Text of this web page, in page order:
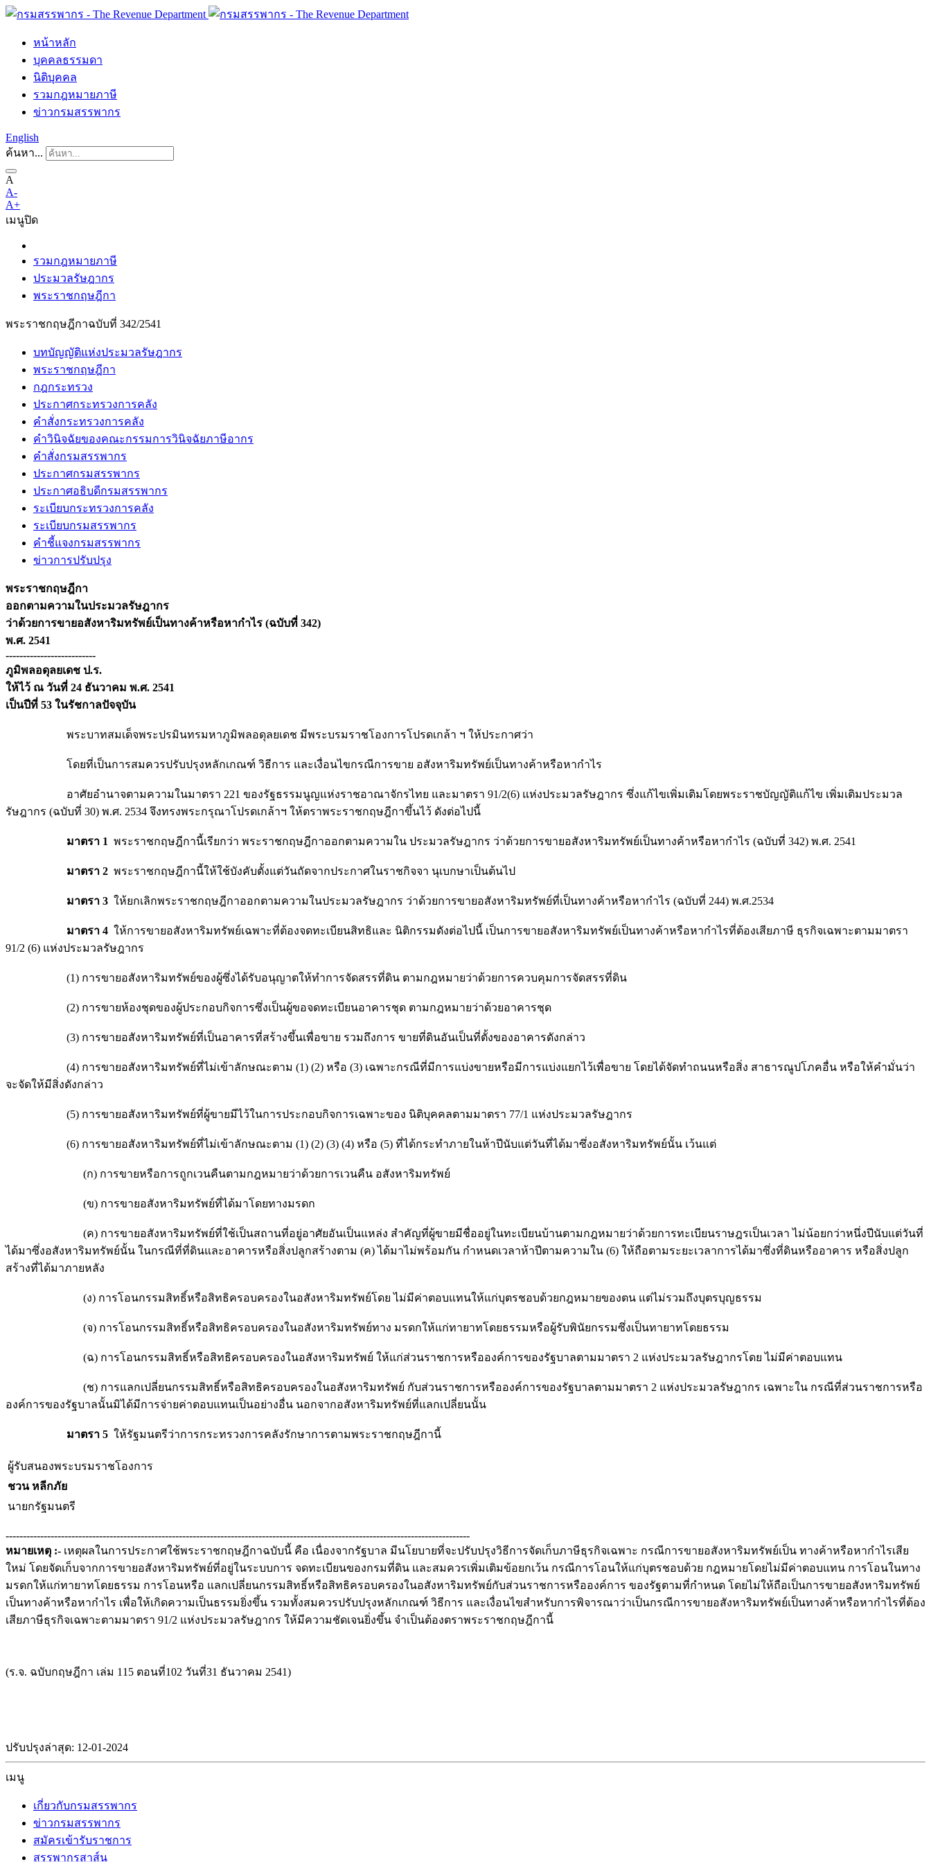
หน้าหลัก
บุคคลธรรมดา
นิติบุคคล
รวมกฎหมายภาษี
ข่าวกรมสรรพากร
English
ค้นหา...
A
A-
A+
เมนูปิด
รวมกฎหมายภาษี
ประมวลรัษฎากร
พระราชกฤษฎีกา
พระราชกฤษฎีกาฉบับที่ 342/2541
บทบัญญัติแห่งประมวลรัษฎากร
พระราชกฤษฎีกา
กฎกระทรวง
ประกาศกระทรวงการคลัง
คำสั่งกระทรวงการคลัง
คำวินิจฉัยของคณะกรรมการวินิจฉัยภาษีอากร
คำสั่งกรมสรรพากร
ประกาศกรมสรรพากร
ประกาศอธิบดีกรมสรรพากร
ระเบียบกระทรวงการคลัง
ระเบียบกรมสรรพากร
คำชี้แจงกรมสรรพากร
ข่าวการปรับปรุง
พระราชกฤษฎีกา
ออกตามความในประมวลรัษฎากร
ว่าด้วยการขายอสังหาริมทรัพย์เป็นทางค้าหรือหากำไร (ฉบับที่ 342)
พ.ศ. 2541
--------------------------
ภูมิพลอดุลยเดช ป.ร.
ให้ไว้ ณ วันที่ 24 ธันวาคม พ.ศ. 2541
เป็นปีที่ 53 ในรัชกาลปัจจุบัน
พระบาทสมเด็จพระปรมินทรมหาภูมิพลอดุลยเดช มีพระบรมราชโองการโปรดเกล้า ฯ ให้ประกาศว่า
โดยที่เป็นการสมควรปรับปรุงหลักเกณฑ์ วิธีการ และเงื่อนไขกรณีการขาย อสังหาริมทรัพย์เป็นทางค้าหรือหากำไร
อาศัยอำนาจตามความในมาตรา 221 ของรัฐธรรมนูญแห่งราชอาณาจักรไทย และมาตรา 91/2(6) แห่งประมวลรัษฎากร ซึ่งแก้ไขเพิ่มเติมโดยพระราชบัญญัติแก้ไข เพิ่มเติมประมวล
รัษฎากร (ฉบับที่ 30) พ.ศ. 2534 จึงทรงพระกรุณาโปรดเกล้าฯ ให้ตราพระราชกฤษฎีกาขึ้นไว้ ดังต่อไปนี้
มาตรา 1 พระราชกฤษฎีกานี้เรียกว่า พระราชกฤษฎีกาออกตามความใน ประมวลรัษฎากร ว่าด้วยการขายอสังหาริมทรัพย์เป็นทางค้าหรือหากำไร (ฉบับที่ 342) พ.ศ. 2541
มาตรา 2 พระราชกฤษฎีกานี้ให้ใช้บังคับตั้งแต่วันถัดจากประกาศในราชกิจจา นุเบกษาเป็นต้นไป
มาตรา 3 ให้ยกเลิกพระราชกฤษฎีกาออกตามความในประมวลรัษฎากร ว่าด้วยการขายอสังหาริมทรัพย์ที่เป็นทางค้าหรือหากำไร (ฉบับที่ 244) พ.ศ.2534
มาตรา 4 ให้การขายอสังหาริมทรัพย์เฉพาะที่ต้องจดทะเบียนสิทธิและ นิติกรรมดังต่อไปนี้ เป็นการขายอสังหาริมทรัพย์เป็นทางค้าหรือหากำไรที่ต้องเสียภาษี ธุรกิจเฉพาะตามมาตรา
91/2 (6) แห่งประมวลรัษฎากร
(1) การขายอสังหาริมทรัพย์ของผู้ซึ่งได้รับอนุญาตให้ทำการจัดสรรที่ดิน ตามกฎหมายว่าด้วยการควบคุมการจัดสรรที่ดิน
(2) การขายห้องชุดของผู้ประกอบกิจการซึ่งเป็นผู้ขอจดทะเบียนอาคารชุด ตามกฎหมายว่าด้วยอาคารชุด
(3) การขายอสังหาริมทรัพย์ที่เป็นอาคารที่สร้างขึ้นเพื่อขาย รวมถึงการ ขายที่ดินอันเป็นที่ตั้งของอาคารดังกล่าว
(4) การขายอสังหาริมทรัพย์ที่ไม่เข้าลักษณะตาม (1) (2) หรือ (3) เฉพาะกรณีที่มีการแบ่งขายหรือมีการแบ่งแยกไว้เพื่อขาย โดยได้จัดทำถนนหรือสิ่ง สาธารณูปโภคอื่น หรือให้คำมั่นว่า
จะจัดให้มีสิ่งดังกล่าว
(5) การขายอสังหาริมทรัพย์ที่ผู้ขายมีไว้ในการประกอบกิจการเฉพาะของ นิติบุคคลตามมาตรา 77/1 แห่งประมวลรัษฎากร
(6) การขายอสังหาริมทรัพย์ที่ไม่เข้าลักษณะตาม (1) (2) (3) (4) หรือ (5) ที่ได้กระทำภายในห้าปีนับแต่วันที่ได้มาซึ่งอสังหาริมทรัพย์นั้น เว้นแต่
(ก) การขายหรือการถูกเวนคืนตามกฎหมายว่าด้วยการเวนคืน อสังหาริมทรัพย์
(ข) การขายอสังหาริมทรัพย์ที่ได้มาโดยทางมรดก
(ค) การขายอสังหาริมทรัพย์ที่ใช้เป็นสถานที่อยู่อาศัยอันเป็นแหล่ง สำคัญที่ผู้ขายมีชื่ออยู่ในทะเบียนบ้านตามกฎหมายว่าด้วยการทะเบียนราษฎรเป็นเวลา ไม่น้อยกว่าหนึ่งปีนับแต่วันที่
ได้มาซึ่งอสังหาริมทรัพย์นั้น ในกรณีที่ที่ดินและอาคารหรือสิ่งปลูกสร้างตาม (ค) ได้มาไม่พร้อมกัน กำหนดเวลาห้าปีตามความใน (6) ให้ถือตามระยะเวลาการได้มาซึ่งที่ดินหรืออาคาร หรือสิ่งปลูก
สร้างที่ได้มาภายหลัง
(ง) การโอนกรรมสิทธิ์หรือสิทธิครอบครองในอสังหาริมทรัพย์โดย ไม่มีค่าตอบแทนให้แก่บุตรชอบด้วยกฎหมายของตน แต่ไม่รวมถึงบุตรบุญธรรม
(จ) การโอนกรรมสิทธิ์หรือสิทธิครอบครองในอสังหาริมทรัพย์ทาง มรดกให้แก่ทายาทโดยธรรมหรือผู้รับพินัยกรรมซึ่งเป็นทายาทโดยธรรม
(ฉ) การโอนกรรมสิทธิ์หรือสิทธิครอบครองในอสังหาริมทรัพย์ ให้แก่ส่วนราชการหรือองค์การของรัฐบาลตามมาตรา 2 แห่งประมวลรัษฎากรโดย ไม่มีค่าตอบแทน
(ช) การแลกเปลี่ยนกรรมสิทธิ์หรือสิทธิครอบครองในอสังหาริมทรัพย์ กับส่วนราชการหรือองค์การของรัฐบาลตามมาตรา 2 แห่งประมวลรัษฎากร เฉพาะใน กรณีที่ส่วนราชการหรือ
องค์การของรัฐบาลนั้นมิได้มีการจ่ายค่าตอบแทนเป็นอย่างอื่น นอกจากอสังหาริมทรัพย์ที่แลกเปลี่ยนนั้น
มาตรา 5 ให้รัฐมนตรีว่าการกระทรวงการคลังรักษาการตามพระราชกฤษฎีกานี้
ผู้รับสนองพระบรมราชโองการ
ชวน หลีกภัย
นายกรัฐมนตรี
--------------------------------------------------------------------------------------------------------------------------------------
หมายเหตุ :- เหตุผลในการประกาศใช้พระราชกฤษฎีกาฉบับนี้ คือ เนื่องจากรัฐบาล มีนโยบายที่จะปรับปรุงวิธีการจัดเก็บภาษีธุรกิจเฉพาะ กรณีการขายอสังหาริมทรัพย์เป็น ทางค้าหรือหากำไรเสีย
ใหม่ โดยจัดเก็บจากการขายอสังหาริมทรัพย์ที่อยู่ในระบบการ จดทะเบียนของกรมที่ดิน และสมควรเพิ่มเติมข้อยกเว้น กรณีการโอนให้แก่บุตรชอบด้วย กฎหมายโดยไม่มีค่าตอบแทน การโอนในทาง
มรดกให้แก่ทายาทโดยธรรม การโอนหรือ แลกเปลี่ยนกรรมสิทธิ์หรือสิทธิครอบครองในอสังหาริมทรัพย์กับส่วนราชการหรือองค์การ ของรัฐตามที่กำหนด โดยไม่ให้ถือเป็นการขายอสังหาริมทรัพย์
เป็นทางค้าหรือหากำไร เพื่อให้เกิดความเป็นธรรมยิ่งขึ้น รวมทั้งสมควรปรับปรุงหลักเกณฑ์ วิธีการ และเงื่อนไขสำหรับการพิจารณาว่าเป็นกรณีการขายอสังหาริมทรัพย์เป็นทางค้าหรือหากำไรที่ต้อง
เสียภาษีธุรกิจเฉพาะตามมาตรา 91/2 แห่งประมวลรัษฎากร ให้มีความชัดเจนยิ่งขึ้น จำเป็นต้องตราพระราชกฤษฎีกานี้
(ร.จ. ฉบับกฤษฎีกา เล่ม 115 ตอนที่102 วันที่31 ธันวาคม 2541)
ปรับปรุงล่าสุด: 12-01-2024
เมนู
เกี่ยวกับกรมสรรพากร
ข่าวกรมสรรพากร
สมัครเข้ารับราชการ
สรรพากรสาส์น